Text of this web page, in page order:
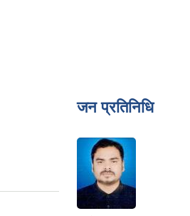
जन प्रतिनिधि